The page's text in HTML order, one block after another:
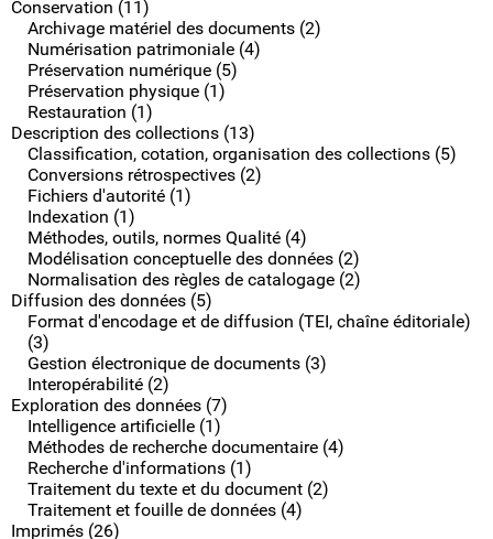
Conservation (11)
Archivage matériel des documents (2)
Numérisation patrimoniale (4)
Préservation numérique (5)
Préservation physique (1)
Restauration (1)
Description des collections (13)
Classification, cotation, organisation des collections (5)
Conversions rétrospectives (2)
Fichiers d'autorité (1)
Indexation (1)
Méthodes, outils, normes Qualité (4)
Modélisation conceptuelle des données (2)
Normalisation des règles de catalogage (2)
Diffusion des données (5)
Format d'encodage et de diffusion (TEI, chaîne éditoriale)
(3)
Gestion électronique de documents (3)
Interopérabilité (2)
Exploration des données (7)
Intelligence artificielle (1)
Méthodes de recherche documentaire (4)
Recherche d'informations (1)
Traitement du texte et du document (2)
Traitement et fouille de données (4)
Imprimés (26)